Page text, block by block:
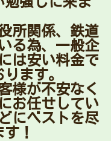
所関係、鉄道
る為、一般企
は安い料金で
ます。
様が不安なく
お任せしてい
にベストを尽
！